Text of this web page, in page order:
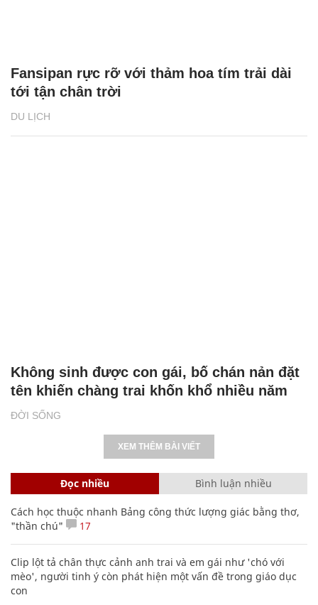
DU LỊCH
Fansipan rực rỡ với thảm hoa tím trải dài
tới tận chân trời
ĐỜI SỐNG
Không sinh được con gái, bố chán nản đặt
tên khiến chàng trai khốn khổ nhiều năm
XEM THÊM BÀI VIẾT
Đọc nhiều Bình luận nhiều
Cách học thuộc nhanh Bảng công thức lượng giác bằng thơ,
"thần chú"
17
Clip lột tả chân thực cảnh anh trai và em gái như 'chó với
mèo', người tinh ý còn phát hiện một vấn đề trong giáo dục
con